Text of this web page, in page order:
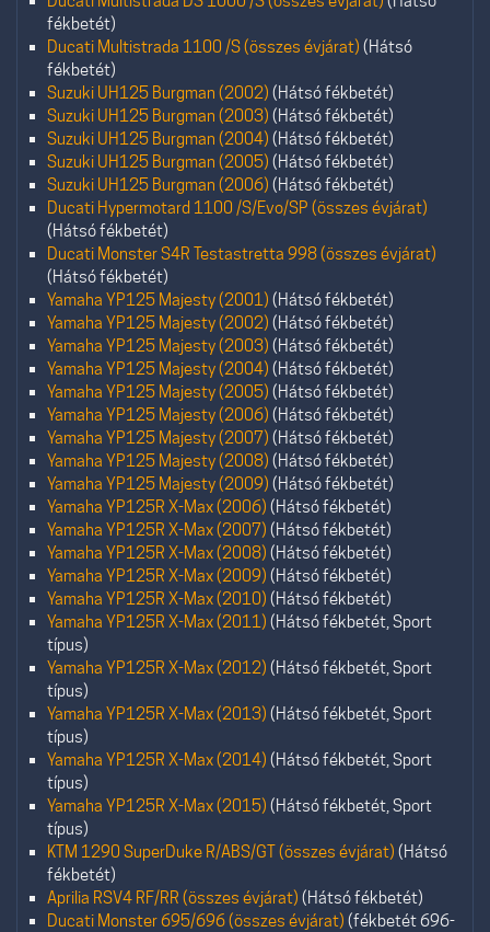
fékbetét)
Ducati Multistrada 1100 /S (összes évjárat) (Hátsó
fékbetét)
Suzuki UH125 Burgman (2002) (Hátsó fékbetét)
Suzuki UH125 Burgman (2003) (Hátsó fékbetét)
Suzuki UH125 Burgman (2004) (Hátsó fékbetét)
Suzuki UH125 Burgman (2005) (Hátsó fékbetét)
Suzuki UH125 Burgman (2006) (Hátsó fékbetét)
Ducati Hypermotard 1100 /S/Evo/SP (összes évjárat)
(Hátsó fékbetét)
Ducati Monster S4R Testastretta 998 (összes évjárat)
(Hátsó fékbetét)
Yamaha YP125 Majesty (2001) (Hátsó fékbetét)
Yamaha YP125 Majesty (2002) (Hátsó fékbetét)
Yamaha YP125 Majesty (2003) (Hátsó fékbetét)
Yamaha YP125 Majesty (2004) (Hátsó fékbetét)
Yamaha YP125 Majesty (2005) (Hátsó fékbetét)
Yamaha YP125 Majesty (2006) (Hátsó fékbetét)
Yamaha YP125 Majesty (2007) (Hátsó fékbetét)
Yamaha YP125 Majesty (2008) (Hátsó fékbetét)
Yamaha YP125 Majesty (2009) (Hátsó fékbetét)
Yamaha YP125R X-Max (2006) (Hátsó fékbetét)
Yamaha YP125R X-Max (2007) (Hátsó fékbetét)
Yamaha YP125R X-Max (2008) (Hátsó fékbetét)
Yamaha YP125R X-Max (2009) (Hátsó fékbetét)
Yamaha YP125R X-Max (2010) (Hátsó fékbetét)
Yamaha YP125R X-Max (2011) (Hátsó fékbetét, Sport
típus)
Yamaha YP125R X-Max (2012) (Hátsó fékbetét, Sport
típus)
Yamaha YP125R X-Max (2013) (Hátsó fékbetét, Sport
típus)
Yamaha YP125R X-Max (2014) (Hátsó fékbetét, Sport
típus)
Yamaha YP125R X-Max (2015) (Hátsó fékbetét, Sport
típus)
KTM 1290 SuperDuke R/ABS/GT (összes évjárat) (Hátsó
fékbetét)
Aprilia RSV4 RF/RR (összes évjárat) (Hátsó fékbetét)
Ducati Monster 695/696 (összes évjárat) (fékbetét 696-